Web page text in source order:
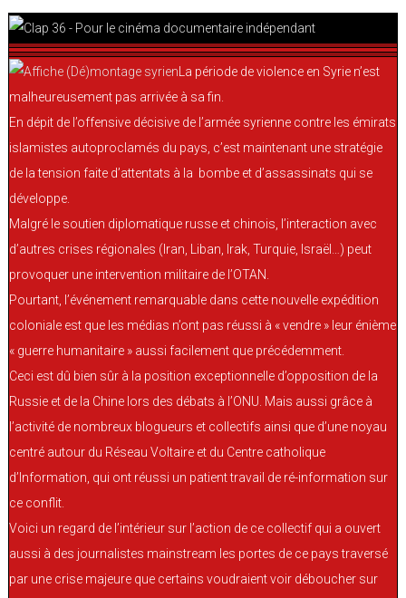
La période de violence en Syrie n’est
malheureusement pas arrivée à sa fin.
En dépit de l’offensive décisive de l’armée syrienne contre les émirats
islamistes autoproclamés du pays, c’est maintenant une stratégie
de la tension faite d’attentats à la bombe et d’assassinats qui se
développe.
Malgré le soutien diplomatique russe et chinois, l’interaction avec
d’autres crises régionales (Iran, Liban, Irak, Turquie, Israël…) peut
provoquer une intervention militaire de l’OTAN.
Pourtant, l’événement remarquable dans cette nouvelle expédition
coloniale est que les médias n’ont pas réussi à « vendre » leur énième
« guerre humanitaire » aussi facilement que précédemment.
Ceci est dû bien sûr à la position exceptionnelle d’opposition de la
Russie et de la Chine lors des débats à l’ONU. Mais aussi grâce à
l’activité de nombreux blogueurs et collectifs ainsi que d’une noyau
centré autour du Réseau Voltaire et du Centre catholique
d’Information, qui ont réussi un patient travail de ré-information sur
ce conflit.
Voici un regard de l’intérieur sur l’action de ce collectif qui a ouvert
aussi à des journalistes mainstream les portes de ce pays traversé
par une crise majeure que certains voudraient voir déboucher sur